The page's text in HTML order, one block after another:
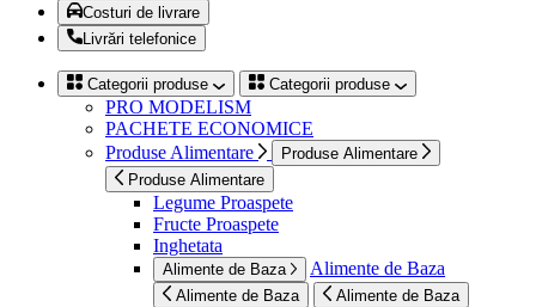
Costuri de livrare
Livrări telefonice
Categorii produse Categorii produse
PRO MODELISM
PACHETE ECONOMICE
Produse Alimentare
Produse Alimentare
Produse Alimentare
Legume Proaspete
Fructe Proaspete
Inghetata
Alimente de Baza Alimente de Baza
Alimente de Baza Alimente de Baza